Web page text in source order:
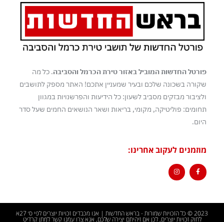
פורטל החדשות המוביל באזור טירת הכרמל והסביבה. כל מה
שקורה בשכונה שלכם ובעיר שמעניין אתכם! האתר מספק לתושבים
ולציבור מבזקים מסביב לשעון: כל הידיעות והפרשנויות במגוון
תחומים: פוליטיקה, מקומי, בריאות ושאר הנושאים החמים שעל סדר
היום.
מוזמנים לעקוב אחרינו:
2023 © כל הזכויות שמורות - בראש החדשות | אנו מכבדים זכויות יוצרים לפי ס׳ 27א
לחוק זכויות יוצרים, לכן אם זיהיתם יצירה שלכם, אנא צרו עמנו קשר למתן קרדיט